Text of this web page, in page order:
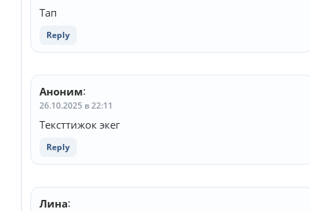
Тап
Reply
Аноним:
26.10.2025 в 22:11
Тексттижок экег
Reply
Лина: